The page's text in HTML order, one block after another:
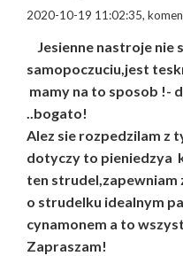
2020-10-19 11:02:35,
Jesienne nastroje nie
samopoczuciu,jest
mamy na to sposob !-
..bogato!
Alez sie rozpedzilam z
dotyczy to pieniedzya
ten strudel,zapewniam
o strudelku idealnym
cynamonem a to
Zapraszam!